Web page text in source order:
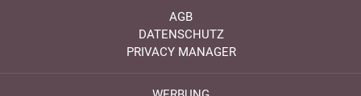
AGB
DATENSCHUTZ
PRIVACY MANAGER